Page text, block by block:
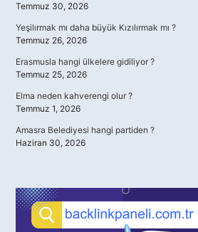
Temmuz 30, 2026
Yeşilırmak mı daha büyük Kızılırmak mı ?
Temmuz 26, 2026
Erasmusla hangi ülkelere gidiliyor ?
Temmuz 25, 2026
Elma neden kahverengi olur ?
Temmuz 1, 2026
Amasra Belediyesi hangi partiden ?
Haziran 30, 2026